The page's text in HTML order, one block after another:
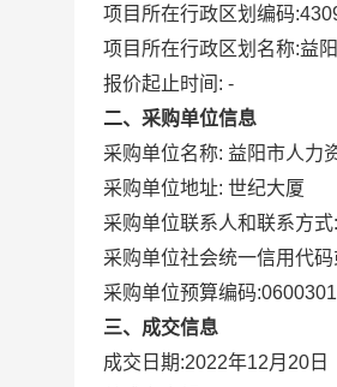
项目所在行政区划编码:
项目所在行政区划名称:益
报价起止时间: -
二、采购单位信息
采购单位名称: 益阳市人力
采购单位地址: 世纪大厦
采购单位联系人和联系方式:
采购单位社会统一信用代
采购单位预算编码:0600301
三、成交信息
成交日期:2022年12月20日